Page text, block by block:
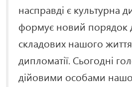
насправді є культурна
формує новий порядок
складових нашого
дипломатії. Сьогодні
дійовими особами